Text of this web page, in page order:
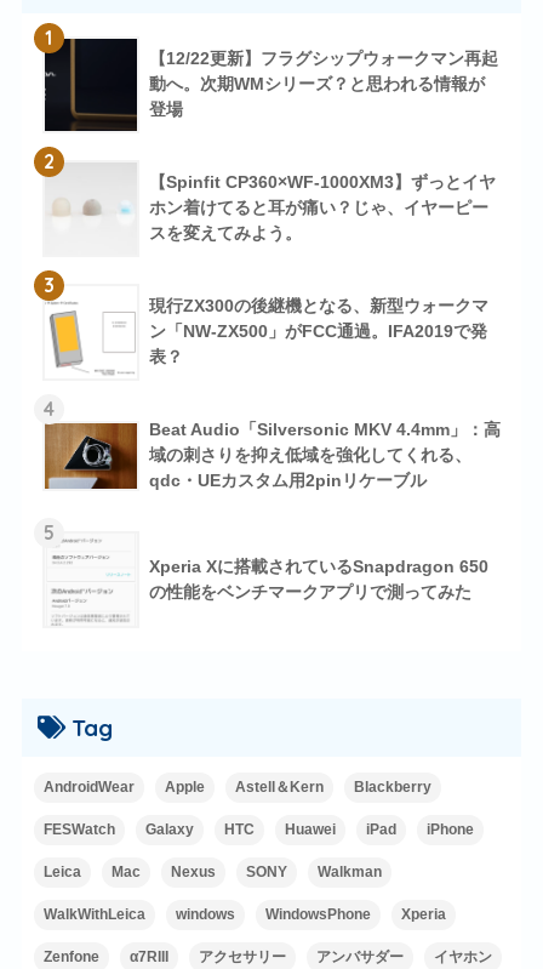
1
【12/22更新】フラグシップウォークマン再起
動へ。次期WMシリーズ？と思われる情報が
登場
2
【Spinfit CP360×WF-1000XM3】ずっとイヤ
ホン着けてると耳が痛い？じゃ、イヤーピー
スを変えてみよう。
3
現行ZX300の後継機となる、新型ウォークマ
ン「NW-ZX500」がFCC通過。IFA2019で発
表？
4
Beat Audio「Silversonic MKV 4.4mm」：高
域の刺さりを抑え低域を強化してくれる、
qdc・UEカスタム用2pinリケーブル
5
Xperia Xに搭載されているSnapdragon 650
の性能をベンチマークアプリで測ってみた
Tag
AndroidWear Apple Astell＆Kern Blackberry
FESWatch Galaxy HTC Huawei iPad iPhone
Leica Mac Nexus SONY Walkman
WalkWithLeica windows WindowsPhone Xperia
Zenfone α7RIII アクセサリー アンバサダー イヤホン